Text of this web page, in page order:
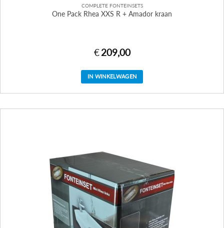
COMPLETE FONTEINSETS
One Pack Rhea XXS R + Amador kraan
€ 209,00
IN WINKELWAGEN